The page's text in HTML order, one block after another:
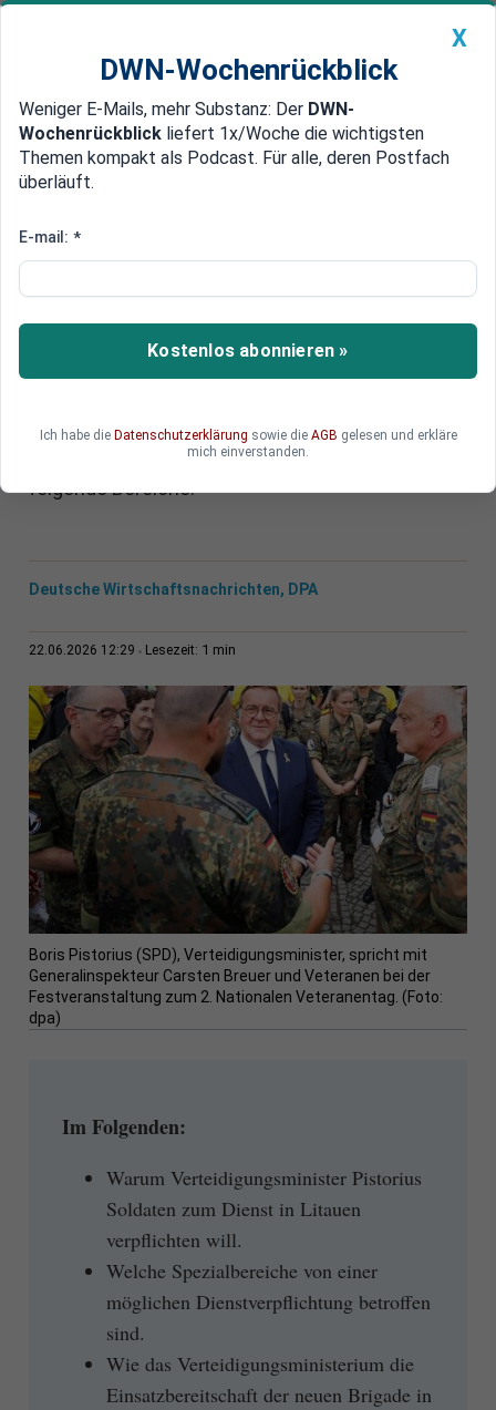
Newsticker MEIN DWN: Geldanlage Premium
Edelmetalle DWN-Magazin China
Litauen-Brigade:
hält Verpflichtungen für möglich
Für die neue Brigade in Litauen setzt die
Bundeswehr auf Freiwillige. Doch weil sich nicht
finden, hält Verteidigungsminister Pistorius auch
eine Verpflichtung von Soldaten für denkbar - für
folgende Bereiche.
Deutsche Wirtschaftsnachrichten, DPA
22.06.2026 12:29 Lesezeit: 1 min
Boris Pistorius (SPD), Verteidigungsminister, spricht mit
Generalinspekteur Carsten Breuer und Veteranen bei der
Festveranstaltung zum 2. Nationalen Veteranentag. (Foto:
dpa)
Im Folgenden:
Warum Verteidigungsminister Pistorius
Soldaten zum Dienst in Litauen
verpflichten will.
Welche Spezialbereiche von einer
möglichen Dienstverpflichtung betroffen
sind.
Wie das Verteidigungsministerium die
Einsatzbereitschaft der neuen Brigade in
X
DWN-Wochenrückblick
Weniger E-Mails, mehr Substanz: Der DWN-
Wochenrückblick liefert 1x/Woche die wichtigsten
Themen kompakt als Podcast. Für alle, deren Postfach
überläuft.
E-mail: *
Kostenlos abonnieren »
Ich habe die Datenschutzerklärung sowie die AGB gelesen und erkläre
mich einverstanden.